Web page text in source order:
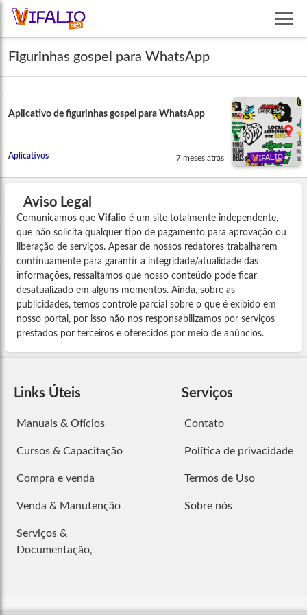
Figurinhas gospel para WhatsApp
Aplicativo de figurinhas gospel para WhatsApp
Aplicativos 7 meses atrás
Aviso Legal
Comunicamos que Vifalio é um site totalmente independente,
que não solicita qualquer tipo de pagamento para aprovação ou
liberação de serviços. Apesar de nossos redatores trabalharem
continuamente para garantir a integridade/atualidade das
informações, ressaltamos que nosso conteúdo pode ficar
desatualizado em alguns momentos. Ainda, sobre as
publicidades, temos controle parcial sobre o que é exibido em
nosso portal, por isso não nos responsabilizamos por serviços
prestados por terceiros e oferecidos por meio de anúncios.
Links Úteis
Manuais & Ofícios
Cursos & Capacitação
Compra e venda
Venda & Manutenção
Serviços &
Documentação,
Serviços
Contato
Política de privacidade
Termos de Uso
Sobre nós